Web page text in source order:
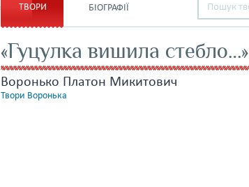
ТВОРИ БІОГРАФІЇ
«Гуцулка вишила стебло…»
Воронько Платон Микитович
Твори Воронька